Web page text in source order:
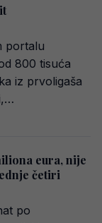
portalu
800 tisuća
iz prvoligaša
eura, nije
četiri
po